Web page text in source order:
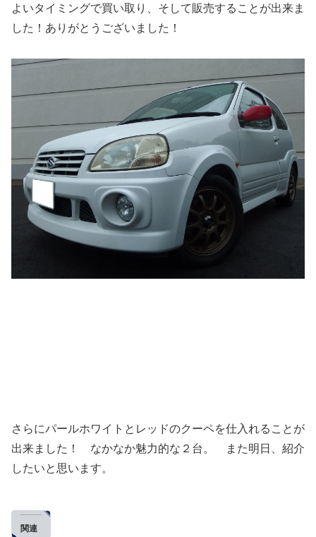
よいタイミングで買い取り、そして販売することが出来ま
した！ありがとうございました！
さらにパールホワイトとレッドのクーペを仕入れることが
出来ました！ なかなか魅力的な２台。 また明日、紹介
したいと思います。
関連